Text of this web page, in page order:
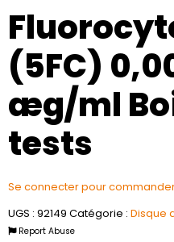
(5FC)
æg/ml
tests
Se connecter pour
UGS : 92149 Catégorie : Disque
Report Abuse